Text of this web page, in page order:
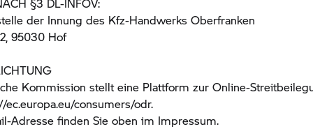
der Innung des Kfz-Handwerks Oberfranken
95030 Hof
Kommission stellt eine Plattform zur Online-
ec.europa.eu/consumers/odr.
Adresse finden Sie oben im Impressum.